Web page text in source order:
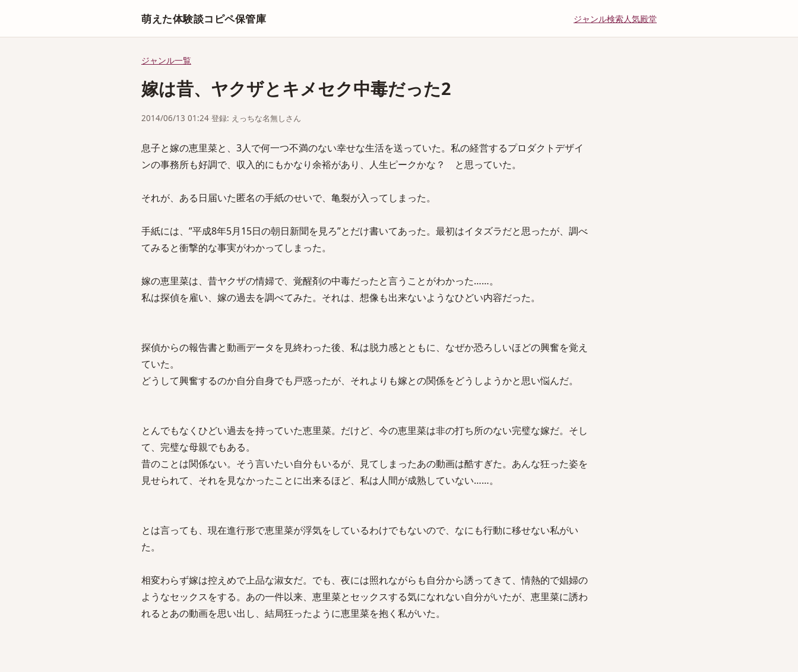
萌えた体験談コピペ保管庫 ジャンル検索人気殿堂
ジャンル一覧
嫁は昔、ヤクザとキメセク中毒だった2
2014/06/13 01:24 登録: えっちな名無しさん
息子と嫁の恵里菜と、3人で何一つ不満のない幸せな生活を送っていた。私の経営するプロダクトデザイ
ンの事務所も好調で、収入的にもかなり余裕があり、人生ピークかな？ と思っていた。
それが、ある日届いた匿名の手紙のせいで、亀裂が入ってしまった。
手紙には、”平成8年5月15日の朝日新聞を見ろ”とだけ書いてあった。最初はイタズラだと思ったが、調べ
てみると衝撃的な事実がわかってしまった。
嫁の恵里菜は、昔ヤクザの情婦で、覚醒剤の中毒だったと言うことがわかった……。
私は探偵を雇い、嫁の過去を調べてみた。それは、想像も出来ないようなひどい内容だった。
探偵からの報告書と動画データを見終わった後、私は脱力感とともに、なぜか恐ろしいほどの興奮を覚え
ていた。
どうして興奮するのか自分自身でも戸惑ったが、それよりも嫁との関係をどうしようかと思い悩んだ。
とんでもなくひどい過去を持っていた恵里菜。だけど、今の恵里菜は非の打ち所のない完璧な嫁だ。そし
て、完璧な母親でもある。
昔のことは関係ない。そう言いたい自分もいるが、見てしまったあの動画は酷すぎた。あんな狂った姿を
見せられて、それを見なかったことに出来るほど、私は人間が成熟していない……。
とは言っても、現在進行形で恵里菜が浮気をしているわけでもないので、なにも行動に移せない私がい
た。
相変わらず嫁は控えめで上品な淑女だ。でも、夜には照れながらも自分から誘ってきて、情熱的で娼婦の
ようなセックスをする。あの一件以来、恵里菜とセックスする気になれない自分がいたが、恵里菜に誘わ
れるとあの動画を思い出し、結局狂ったように恵里菜を抱く私がいた。